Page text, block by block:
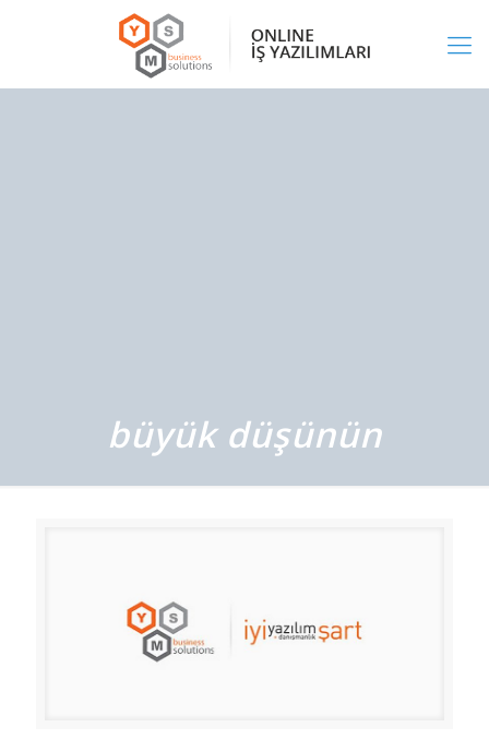
büyük düşünün